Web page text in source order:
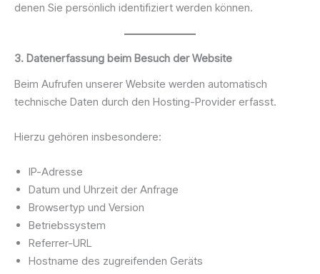
denen Sie persönlich identifiziert werden können.
3. Datenerfassung beim Besuch der Website
Beim Aufrufen unserer Website werden automatisch
technische Daten durch den Hosting-Provider erfasst.
Hierzu gehören insbesondere:
IP-Adresse
Datum und Uhrzeit der Anfrage
Browsertyp und Version
Betriebssystem
Referrer-URL
Hostname des zugreifenden Geräts